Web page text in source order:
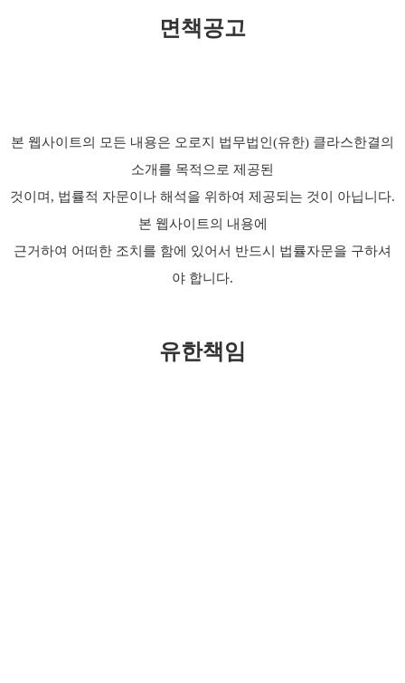
면책공고
본 웹사이트의 모든 내용은 오로지 법무법인(유한) 클라스한결의
소개를 목적으로 제공된
것이며, 법률적 자문이나 해석을 위하여 제공되는 것이 아닙니다.
본 웹사이트의 내용에
근거하여 어떠한 조치를 함에 있어서 반드시 법률자문을 구하셔
야 합니다.
유한책임